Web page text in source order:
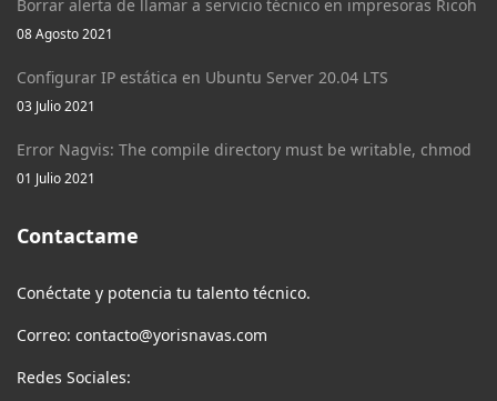
Borrar alerta de llamar a servicio técnico en impresoras Ricoh
08 Agosto 2021
Configurar IP estática en Ubuntu Server 20.04 LTS
03 Julio 2021
Error Nagvis: The compile directory must be writable, chmod
01 Julio 2021
Contactame
Conéctate y potencia tu talento técnico.
Correo: contacto@yorisnavas.com
Redes Sociales: